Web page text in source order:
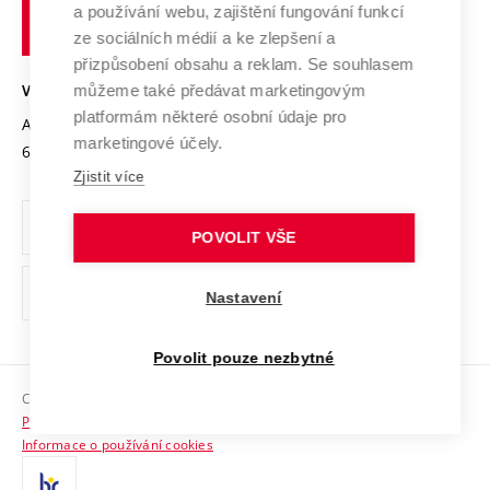
Transfer znalostí
Open Science
Projekty
Projekty ze strukturálních fondů
Specifický výzkum
Mezinárodní dohody
Univerzitní sítě
Podnikavá univerzita / ContriBUTe
Bezpečná univerzita
Vyznamenání
Organizační struktura
Ochrana osobních údajů
odkaz)
Sociální bezpečí
HR Award
technické
Brně
VYSOKÉ UČENÍ TECHNICKÉ V BRNĚ
Antonínská 548/1
602 00 Brno
www.vut.cz
vut@vutbr.cz
Copyright © 2026 VUT
Prohlášení o přístupnosti
Informace o používání cookies
a používání webu, zajištění fungování funkcí
ze sociálních médií a ke zlepšení a
přizpůsobení obsahu a reklam. Se souhlasem
můžeme také předávat marketingovým
platformám některé osobní údaje pro
marketingové účely.
Zjistit více
POVOLIT VŠE
Nastavení
Povolit pouze nezbytné